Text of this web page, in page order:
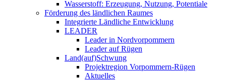
Wasserstoff: Erzeugung, Nutzung, Potentiale
Förderung des ländlichen Raumes
Integrierte Ländliche Entwicklung
LEADER
Leader in Nordvorpommern
Leader auf Rügen
Land(auf)Schwung
Projektregion Vorpommern-Rügen
Aktuelles